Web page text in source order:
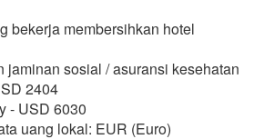
bekerja membersihkan hotel
jaminan sosial / asuransi kesehatan
2404
- USD 6030
uang lokal: EUR (Euro)